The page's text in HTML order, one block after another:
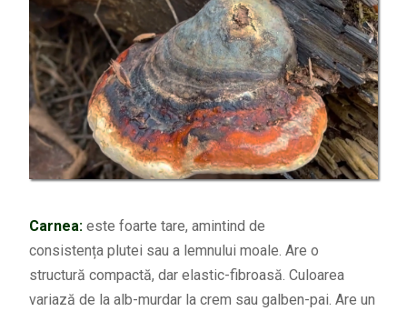
Carnea:este foarte tare, amintind de
consistența plutei sau a lemnului moale. Are o
structură compactă, dar elastic-fibroasă. Culoarea
variază de la alb-murdar la crem sau galben-pai. Are un